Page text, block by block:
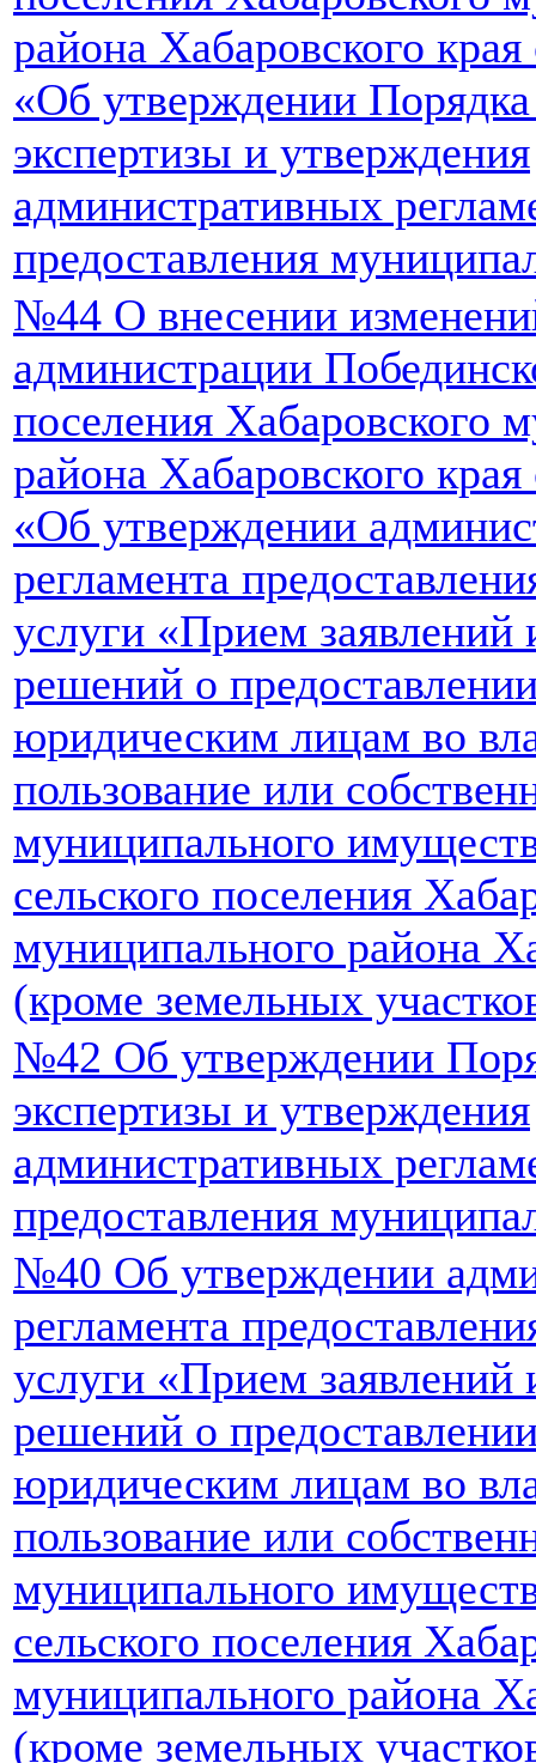
района Хабаровского
«Об утверждении Порядка
экспертизы и утверждения
административных
предоставления
№44 О внесении
администрации
поселения Хабаровского
района Хабаровского
«Об утверждении
регламента
услуги «Прием заявлений
решений о
юридическим лицам во
пользование или
муниципального
сельского поселения
муниципального района
(кроме земельных
№42 Об утверждении
экспертизы и утверждения
административных
предоставления
№40 Об утверждении
регламента
услуги «Прием заявлений
решений о
юридическим лицам во
пользование или
муниципального
сельского поселения
муниципального района
(кроме земельных